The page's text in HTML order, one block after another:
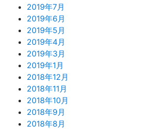
2019年7月
2019年6月
2019年5月
2019年4月
2019年3月
2019年1月
2018年12月
2018年11月
2018年10月
2018年9月
2018年8月